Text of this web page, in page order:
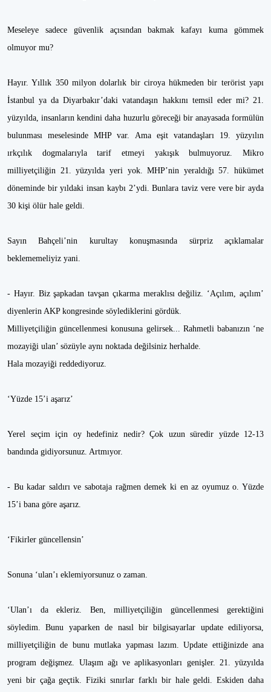
Meseleye sadece güvenlik açısından bakmak kafayı kuma gömmek
olmuyor mu?
Hayır. Yıllık 350 milyon dolarlık bir ciroya hükmeden bir terörist yapı
İstanbul ya da Diyarbakır’daki vatandaşın hakkını temsil eder mi? 21.
yüzyılda, insanların kendini daha huzurlu göreceği bir anayasada formülün
bulunması meselesinde MHP var. Ama eşit vatandaşları 19. yüzyılın
ırkçılık dogmalarıyla tarif etmeyi yakışık bulmuyoruz. Mikro
milliyetçiliğin 21. yüzyılda yeri yok. MHP’nin yeraldığı 57. hükümet
döneminde bir yıldaki insan kaybı 2’ydi. Bunlara taviz vere vere bir ayda
30 kişi ölür hale geldi.
Sayın Bahçeli’nin kurultay konuşmasında sürpriz açıklamalar
beklememeliyiz yani.
- Hayır. Biz şapkadan tavşan çıkarma meraklısı değiliz. ‘Açılım, açılım’
diyenlerin AKP kongresinde söylediklerini gördük.
Milliyetçiliğin güncellenmesi konusuna gelirsek... Rahmetli babanızın ‘ne
mozayiği ulan’ sözüyle aynı noktada değilsiniz herhalde.
Hala mozayiği reddediyoruz.
‘Yüzde 15’i aşarız’
Yerel seçim için oy hedefiniz nedir? Çok uzun süredir yüzde 12-13
bandında gidiyorsunuz. Artmıyor.
- Bu kadar saldırı ve sabotaja rağmen demek ki en az oyumuz o. Yüzde
15’i bana göre aşarız.
‘Fikirler güncellensin’
Sonuna ‘ulan’ı eklemiyorsunuz o zaman.
‘Ulan’ı da ekleriz. Ben, milliyetçiliğin güncellenmesi gerektiğini
söyledim. Bunu yaparken de nasıl bir bilgisayarlar update ediliyorsa,
milliyetçiliğin de bunu mutlaka yapması lazım. Update ettiğinizde ana
program değişmez. Ulaşım ağı ve aplikasyonları genişler. 21. yüzyılda
yeni bir çağa geçtik. Fiziki sınırlar farklı bir hale geldi. Eskiden daha